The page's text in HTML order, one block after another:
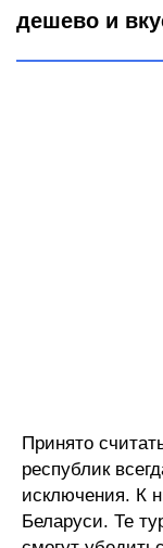
дешево и
Принято
республик
исключения. К
Беларуси. Те